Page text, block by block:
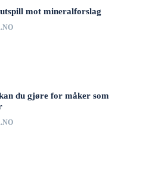
utspill mot mineralforslag
du gjøre for måker som